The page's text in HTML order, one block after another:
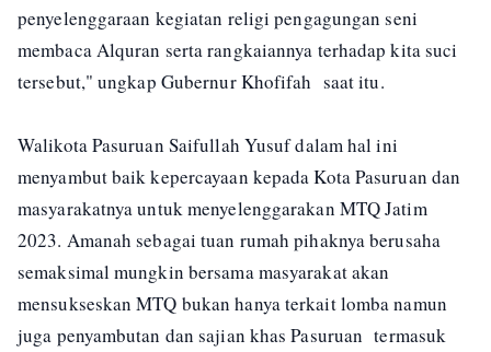
penyelenggaraan kegiatan religi pengagungan seni
membaca Alquran serta rangkaiannya terhadap kita suci
tersebut," ungkap Gubernur Khofifah saat itu.
Walikota Pasuruan Saifullah Yusuf dalam hal ini
menyambut baik kepercayaan kepada Kota Pasuruan dan
masyarakatnya untuk menyelenggarakan MTQ Jatim
2023. Amanah sebagai tuan rumah pihaknya berusaha
semaksimal mungkin bersama masyarakat akan
mensukseskan MTQ bukan hanya terkait lomba namun
juga penyambutan dan sajian khas Pasuruan termasuk